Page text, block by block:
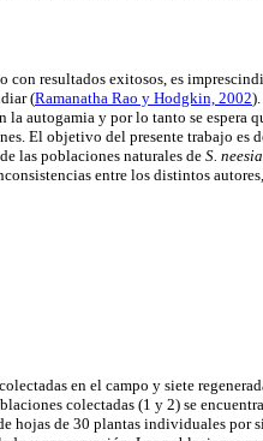
con resultados exitosos, es
(Ramanatha Rao y Hodgkin, 2002
la autogamia y por lo tanto se espera
El objetivo del presente trabajo es
las poblaciones naturales de S.
entre los distintos
en el campo y siete
colectadas (1 y 2) se
hojas de 30 plantas individuales por